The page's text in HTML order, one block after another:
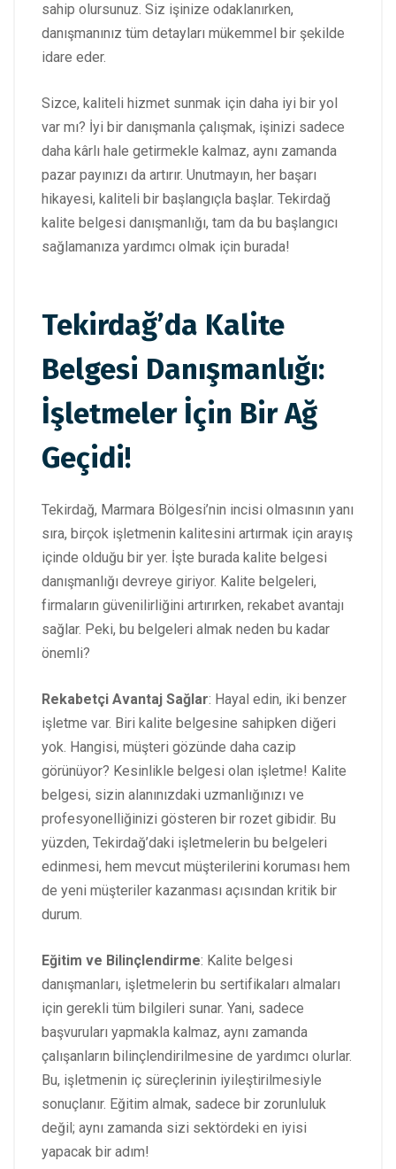
sahip olursunuz. Siz işinize odaklanırken,
danışmanınız tüm detayları mükemmel bir şekilde
idare eder.
Sizce, kaliteli hizmet sunmak için daha iyi bir yol
var mı? İyi bir danışmanla çalışmak, işinizi sadece
daha kârlı hale getirmekle kalmaz, aynı zamanda
pazar payınızı da artırır. Unutmayın, her başarı
hikayesi, kaliteli bir başlangıçla başlar. Tekirdağ
kalite belgesi danışmanlığı, tam da bu başlangıcı
sağlamanıza yardımcı olmak için burada!
Tekirdağ’da Kalite
Belgesi Danışmanlığı:
İşletmeler İçin Bir Ağ
Geçidi!
Tekirdağ, Marmara Bölgesi’nin incisi olmasının yanı
sıra, birçok işletmenin kalitesini artırmak için arayış
içinde olduğu bir yer. İşte burada kalite belgesi
danışmanlığı devreye giriyor. Kalite belgeleri,
firmaların güvenilirliğini artırırken, rekabet avantajı
sağlar. Peki, bu belgeleri almak neden bu kadar
önemli?
Rekabetçi Avantaj Sağlar: Hayal edin, iki benzer
işletme var. Biri kalite belgesine sahipken diğeri
yok. Hangisi, müşteri gözünde daha cazip
görünüyor? Kesinlikle belgesi olan işletme! Kalite
belgesi, sizin alanınızdaki uzmanlığınızı ve
profesyonelliğinizi gösteren bir rozet gibidir. Bu
yüzden, Tekirdağ’daki işletmelerin bu belgeleri
edinmesi, hem mevcut müşterilerini koruması hem
de yeni müşteriler kazanması açısından kritik bir
durum.
Eğitim ve Bilinçlendirme: Kalite belgesi
danışmanları, işletmelerin bu sertifikaları almaları
için gerekli tüm bilgileri sunar. Yani, sadece
başvuruları yapmakla kalmaz, aynı zamanda
çalışanların bilinçlendirilmesine de yardımcı olurlar.
Bu, işletmenin iç süreçlerinin iyileştirilmesiyle
sonuçlanır. Eğitim almak, sadece bir zorunluluk
değil; aynı zamanda sizi sektördeki en iyisi
yapacak bir adım!